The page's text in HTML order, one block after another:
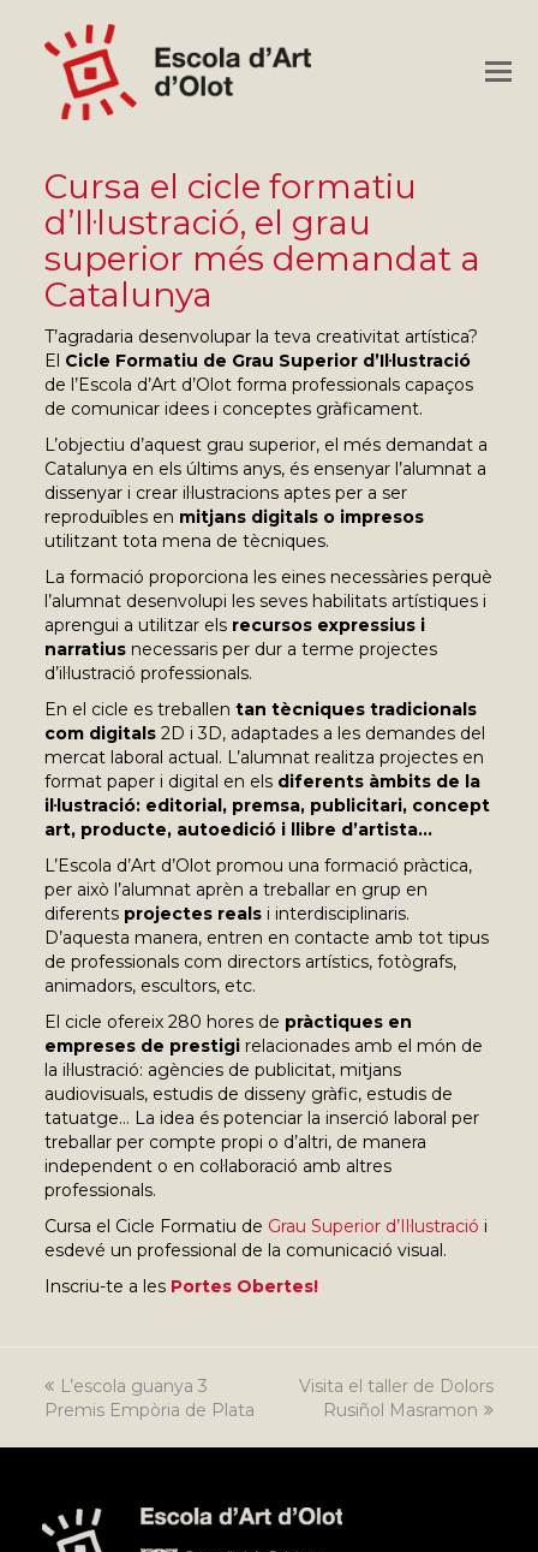
Cursa el cicle formatiu
d’Il·lustració, el grau
superior més demandat a
Catalunya
T’agradaria desenvolupar la teva creativitat artística?
El Cicle Formatiu de Grau Superior d’Il·lustració
de l’Escola d’Art d’Olot forma professionals capaços
de comunicar idees i conceptes gràficament.
L’objectiu d’aquest grau superior, el més demandat a
Catalunya en els últims anys, és ensenyar l’alumnat a
dissenyar i crear il·lustracions aptes per a ser
reproduïbles en mitjans digitals o impresos
utilitzant tota mena de tècniques.
La formació proporciona les eines necessàries perquè
l’alumnat desenvolupi les seves habilitats artístiques i
aprengui a utilitzar els recursos expressius i
narratius necessaris per dur a terme projectes
d’il·lustració professionals.
En el cicle es treballen tan tècniques tradicionals
com digitals 2D i 3D, adaptades a les demandes del
mercat laboral actual. L’alumnat realitza projectes en
format paper i digital en els diferents àmbits de la
il·lustració: editorial, premsa, publicitari, concept
art, producte, autoedició i llibre d’artista…
L’Escola d’Art d’Olot promou una formació pràctica,
per això l’alumnat aprèn a treballar en grup en
diferents projectes reals i interdisciplinaris.
D’aquesta manera, entren en contacte amb tot tipus
de professionals com directors artístics, fotògrafs,
animadors, escultors, etc.
El cicle ofereix 280 hores de pràctiques en
empreses de prestigi relacionades amb el món de
la il·lustració: agències de publicitat, mitjans
audiovisuals, estudis de disseny gràfic, estudis de
tatuatge… La idea és potenciar la inserció laboral per
treballar per compte propi o d’altri, de manera
independent o en col·laboració amb altres
professionals.
Cursa el Cicle Formatiu de Grau Superior d’Il·lustració i
esdevé un professional de la comunicació visual.
Inscriu-te a les Portes Obertes!
previous
post:
L’escola guanya 3
Premis Empòria de Plata
next
post:
Visita el taller de Dolors
Rusiñol Masramon